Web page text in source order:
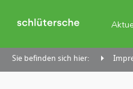
Sie befinden sich hier: